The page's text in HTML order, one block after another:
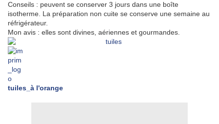
Conseils : peuvent se conserver 3 jours dans une boîte
isotherme. La préparation non cuite se conserve une semaine au
réfrigérateur.
Mon avis : elles sont divines, aériennes et gourmandes.
tuiles_à l'orange